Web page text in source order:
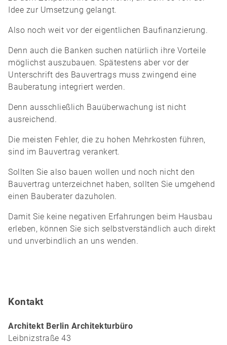
Idee zur Umsetzung gelangt.
Also noch weit vor der eigentlichen Baufinanzierung.
Denn auch die Banken suchen natürlich ihre Vorteile
möglichst auszubauen. Spätestens aber vor der
Unterschrift des Bauvertrags muss zwingend eine
Bauberatung integriert werden.
Denn ausschließlich Bauüberwachung ist nicht
ausreichend.
Die meisten Fehler, die zu hohen Mehrkosten führen,
sind im Bauvertrag verankert.
Sollten Sie also bauen wollen und noch nicht den
Bauvertrag unterzeichnet haben, sollten Sie umgehend
einen Bauberater dazuholen.
Damit Sie keine negativen Erfahrungen beim Hausbau
erleben, können Sie sich selbstverständlich auch direkt
und unverbindlich an uns wenden.
Kontakt
Architekt Berlin Architekturbüro
Leibnizstraße 43